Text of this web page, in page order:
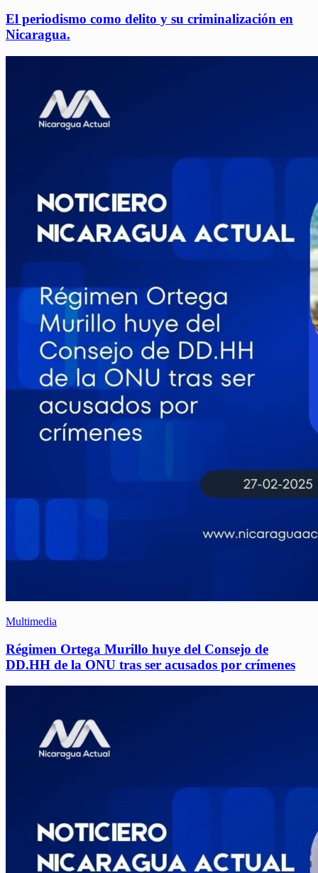
El periodismo como delito y su criminalización en
Nicaragua.
Multimedia
Régimen Ortega Murillo huye del Consejo de
DD.HH de la ONU tras ser acusados por crímenes